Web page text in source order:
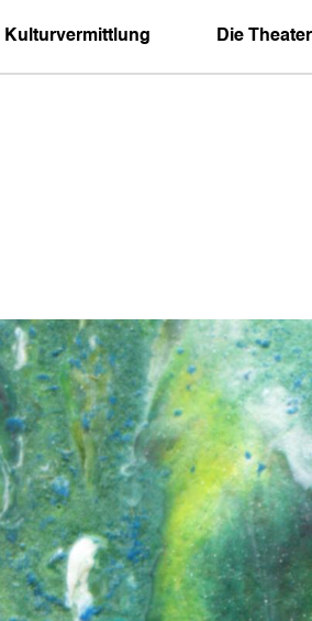
Kulturvermittlung Die Theater